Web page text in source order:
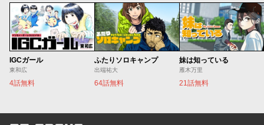
IGCガール
東和広
4話無料
ふたりソロキャンプ
出端祐大
64話無料
妹は知っている
雁木万里
21話無料